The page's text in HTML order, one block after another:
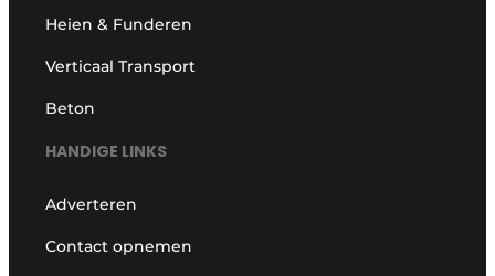
Heien & Funderen
Verticaal Transport
Beton
HANDIGE LINKS
Adverteren
Contact opnemen